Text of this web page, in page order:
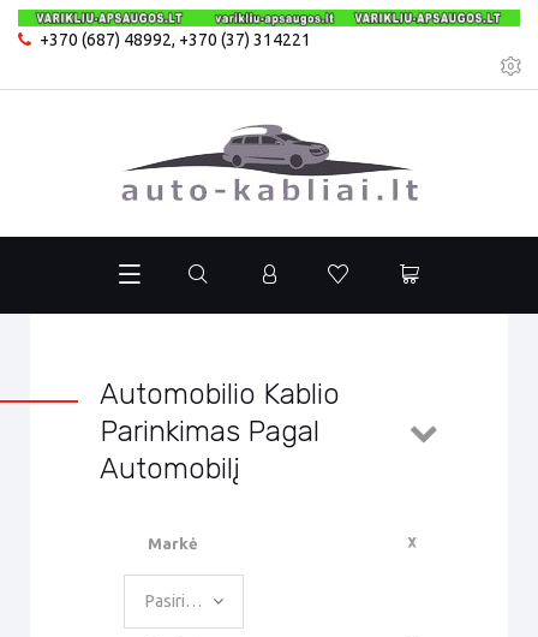
+370 (687) 48992, +370 (37) 314221
Automobilio Kablio
Parinkimas Pagal
Automobilį
Markė
Pasirinkite reikšmę